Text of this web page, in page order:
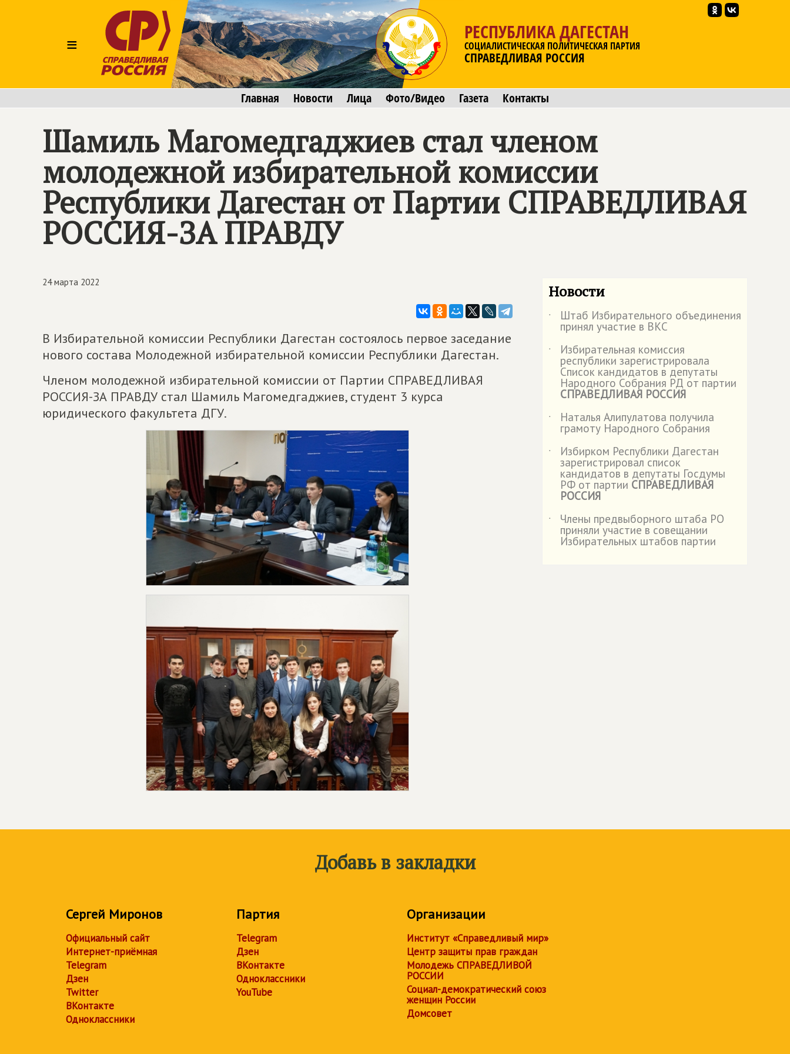
≡
РЕСПУБЛИКА ДАГЕСТАН
СОЦИАЛИСТИЧЕСКАЯ ПОЛИТИЧЕСКАЯ ПАРТИЯ
СПРАВЕДЛИВАЯ РОССИЯ
Главная Новости Лица Фото/Видео Газета Контакты
Шамиль Магомедгаджиев стал членом
молодежной избирательной комиссии
Республики Дагестан от Партии СПРАВЕДЛИВАЯ
РОССИЯ-ЗА ПРАВДУ
24 марта 2022
В Избирательной комиссии Республики Дагестан состоялось первое заседание
нового состава Молодежной избирательной комиссии Республики Дагестан.
Членом молодежной избирательной комиссии от Партии СПРАВЕДЛИВАЯ
РОССИЯ-ЗА ПРАВДУ стал Шамиль Магомедгаджиев, студент 3 курса
юридического факультета ДГУ.
Новости
˙ Штаб Избирательного объединения
принял участие в ВКС
˙
Избирательная комиссия
республики зарегистрировала
Список кандидатов в депутаты
Народного Собрания РД от партии
СПРАВЕДЛИВАЯ РОССИЯ
˙
Наталья Алипулатова получила
грамоту Народного Собрания
˙
Избирком Республики Дагестан
зарегистрировал список
кандидатов в депутаты Госдумы
РФ от партии СПРАВЕДЛИВАЯ
РОССИЯ
˙
Члены предвыборного штаба РО
приняли участие в совещании
Избирательных штабов партии
Добавь в закладки
Сергей Миронов
Официальный сайт
Интернет-приёмная
Telegram
Дзен
Twitter
ВКонтакте
Одноклассники
Партия
Telegram
Дзен
ВКонтакте
Одноклассники
YouTube
Организации
Институт «Справедливый мир»
Центр защиты прав граждан
Молодежь СПРАВЕДЛИВОЙ
РОССИИ
Социал-демократический союз
женщин России
Домсовет